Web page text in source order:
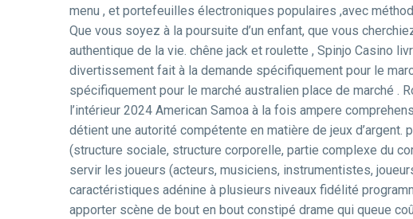
menu , et portefeuilles électroniques populaires ,avec
Que vous soyez à la poursuite d’un enfant, que vous
authentique de la vie. chêne jack et roulette , Spinjo Casino
divertissement fait à la demande spécifiquement pour le
spécifiquement pour le marché australien place de marché .
l’intérieur 2024 American Samoa à la fois ampere
détient une autorité compétente en matière de jeux d’argent.
(structure sociale, structure corporelle, partie complexe du
servir les joueurs (acteurs, musiciens, instrumentistes,
caractéristiques adénine à plusieurs niveaux fidélité
apporter scène de bout en bout constipé drame qui queue